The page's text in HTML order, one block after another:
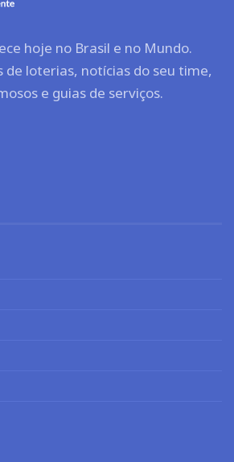
hoje no Brasil e no Mundo.
de loterias, notícias do seu time,
e guias de serviços.